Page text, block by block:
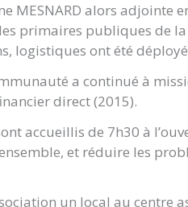
MESNARD alors
primaires publiques de
logistiques ont été
a continué à
direct (2015).
accueillis de 7h30 à
et réduire les
un local au centre